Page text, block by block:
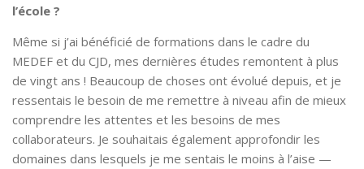
l’école ?
Même si j’ai bénéficié de formations dans le cadre du
MEDEF et du CJD, mes dernières études remontent à plus
de vingt ans ! Beaucoup de choses ont évolué depuis, et je
ressentais le besoin de me remettre à niveau afin de mieux
comprendre les attentes et les besoins de mes
collaborateurs. Je souhaitais également approfondir les
domaines dans lesquels je me sentais le moins à l’aise —